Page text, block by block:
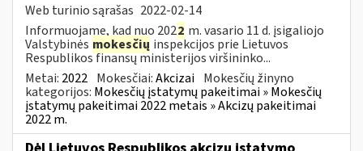
Web turinio sąrašas 2022-02-14
Informuojame, kad nuo 2022 m. vasario 11 d. įsigaliojo
Valstybinės mokesčių inspekcijos prie Lietuvos
Respublikos finansų ministerijos viršininko...
Metai: 2022 Mokesčiai:Akcizai Mokesčių žinyno
kategorijos: Mokesčių įstatymų pakeitimai » Mokesčių
įstatymų pakeitimai 2022 metais » Akcizų pakeitimai
2022 m.